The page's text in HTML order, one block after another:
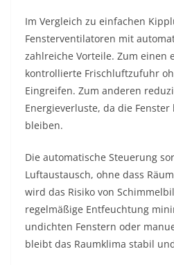
Im Vergleich zu einfachen
Fensterventilatoren mit
zahlreiche Vorteile. Zum einen
kontrollierte Frischluftzufuhr
Eingreifen. Zum anderen
Energieverluste, da die
bleiben.
Die automatische Steuerung
Luftaustausch, ohne dass
wird das Risiko von
regelmäßige Entfeuchtung
undichten Fenstern oder
bleibt das Raumklima stabil